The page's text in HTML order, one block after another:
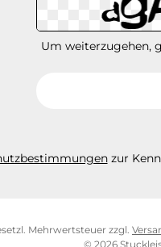
Um weiterzugehen,
zur
Mehrwertsteuer zzgl.
© 2026